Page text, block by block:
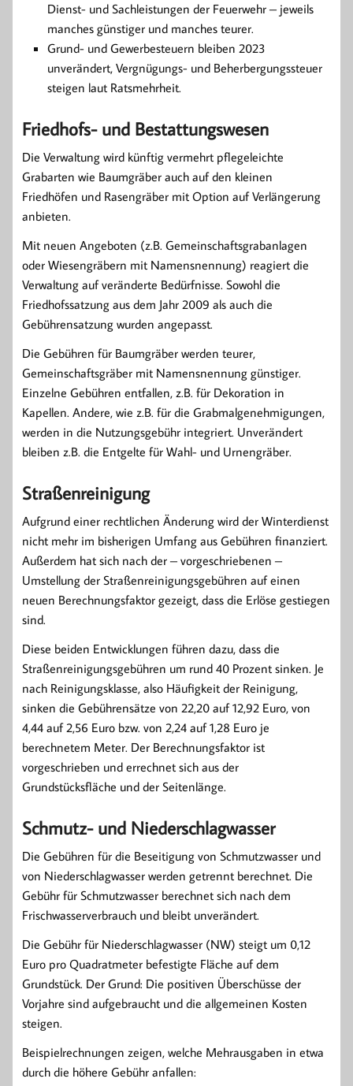
Dienst- und Sachleistungen der Feuerwehr – jeweils
manches günstiger und manches teurer.
Grund- und Gewerbesteuern bleiben 2023
unverändert, Vergnügungs- und Beherbergungssteuer
steigen laut Ratsmehrheit.
Friedhofs- und Bestattungswesen
Die Verwaltung wird künftig vermehrt pflegeleichte
Grabarten wie Baumgräber auch auf den kleinen
Friedhöfen und Rasengräber mit Option auf Verlängerung
anbieten.
Mit neuen Angeboten (z.B. Gemeinschaftsgrabanlagen
oder Wiesengräbern mit Namensnennung) reagiert die
Verwaltung auf veränderte Bedürfnisse. Sowohl die
Friedhofssatzung aus dem Jahr 2009 als auch die
Gebührensatzung wurden angepasst.
Die Gebühren für Baumgräber werden teurer,
Gemeinschaftsgräber mit Namensnennung günstiger.
Einzelne Gebühren entfallen, z.B. für Dekoration in
Kapellen. Andere, wie z.B. für die Grabmalgenehmigungen,
werden in die Nutzungsgebühr integriert. Unverändert
bleiben z.B. die Entgelte für Wahl- und Urnengräber.
Straßenreinigung
Aufgrund einer rechtlichen Änderung wird der Winterdienst
nicht mehr im bisherigen Umfang aus Gebühren finanziert.
Außerdem hat sich nach der – vorgeschriebenen –
Umstellung der Straßenreinigungsgebühren auf einen
neuen Berechnungsfaktor gezeigt, dass die Erlöse gestiegen
sind.
Diese beiden Entwicklungen führen dazu, dass die
Straßenreinigungsgebühren um rund 40 Prozent sinken. Je
nach Reinigungsklasse, also Häufigkeit der Reinigung,
sinken die Gebührensätze von 22,20 auf 12,92 Euro, von
4,44 auf 2,56 Euro bzw. von 2,24 auf 1,28 Euro je
berechnetem Meter. Der Berechnungsfaktor ist
vorgeschrieben und errechnet sich aus der
Grundstücksfläche und der Seitenlänge.
Schmutz- und Niederschlagwasser
Die Gebühren für die Beseitigung von Schmutzwasser und
von Niederschlagwasser werden getrennt berechnet. Die
Gebühr für Schmutzwasser berechnet sich nach dem
Frischwasserverbrauch und bleibt unverändert.
Die Gebühr für Niederschlagwasser (NW) steigt um 0,12
Euro pro Quadratmeter befestigte Fläche auf dem
Grundstück. Der Grund: Die positiven Überschüsse der
Vorjahre sind aufgebraucht und die allgemeinen Kosten
steigen.
Beispielrechnungen zeigen, welche Mehrausgaben in etwa
durch die höhere Gebühr anfallen: